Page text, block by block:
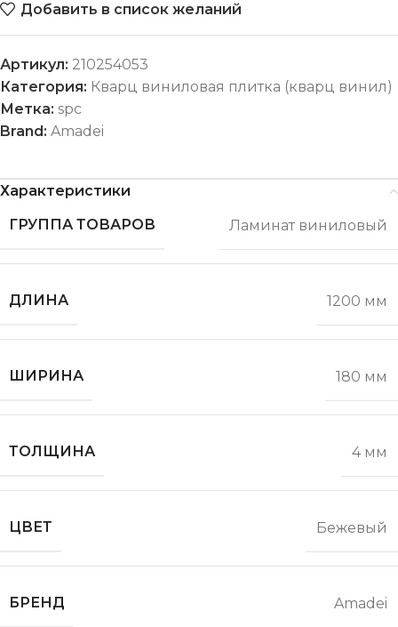
Добавить в список желаний
Артикул: 210254053
Категория: Кварц виниловая плитка (кварц винил)
Метка: spc
Brand: Amadei
Характеристики
ГРУППА ТОВАРОВ
Ламинат виниловый
ДЛИНА 1200 мм
ШИРИНА 180 мм
ТОЛЩИНА 4 мм
ЦВЕТ Бежевый
БРЕНД Amadei